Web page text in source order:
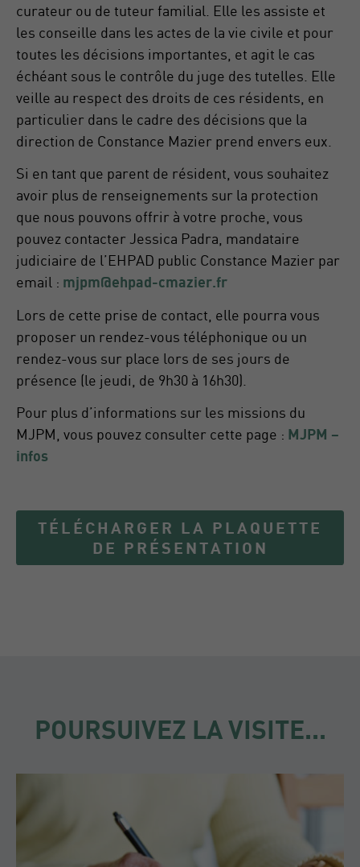
curateur ou de tuteur familial. Elle les assiste et
les conseille dans les actes de la vie civile et pour
toutes les décisions importantes, et agit le cas
échéant sous le contrôle du juge des tutelles. Elle
veille au respect des droits de ces résidents, en
particulier dans le cadre des décisions que la
direction de Constance Mazier prend envers eux.
Si en tant que parent de résident, vous souhaitez
avoir plus de renseignements sur la protection
que nous pouvons offrir à votre proche, vous
pouvez contacter Jessica Padra, mandataire
judiciaire de l’EHPAD public Constance Mazier par
email : mjpm@ehpad-cmazier.fr
Lors de cette prise de contact, elle pourra vous
proposer un rendez-vous téléphonique ou un
rendez-vous sur place lors de ses jours de
présence (le jeudi, de 9h30 à 16h30).
Pour plus d’informations sur les missions du
MJPM, vous pouvez consulter cette page : MJPM –
infos
TÉLÉCHARGER LA PLAQUETTE
DE PRÉSENTATION
POURSUIVEZ LA VISITE...